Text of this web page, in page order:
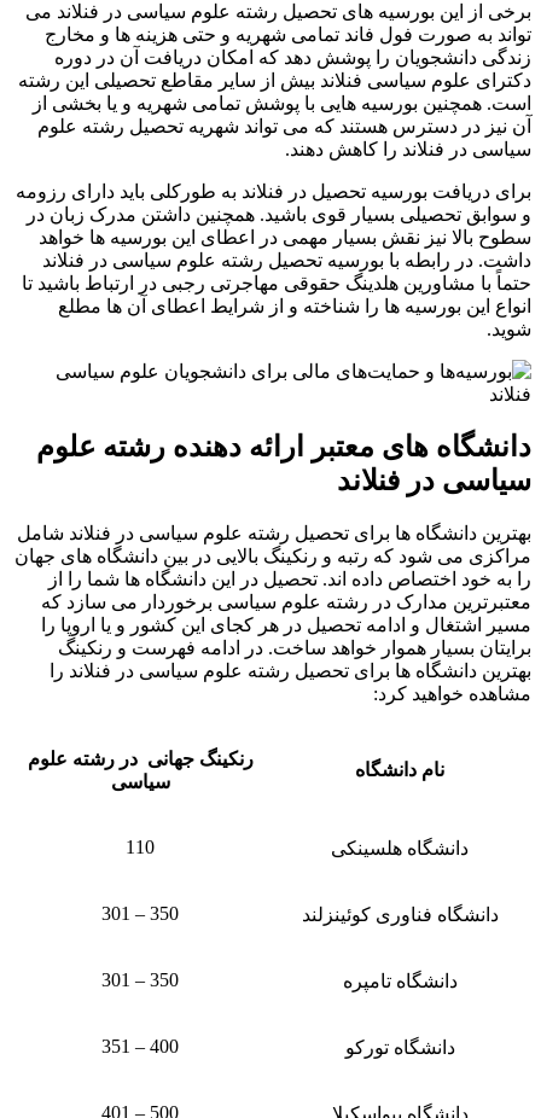
برخی از این بورسیه های تحصیل رشته علوم سیاسی در فنلاند می
تواند به صورت فول فاند تمامی شهریه و حتی هزینه ها و مخارج
زندگی دانشجویان را پوشش دهد که امکان دریافت آن در دوره
دکترای علوم سیاسی فنلاند بیش از سایر مقاطع تحصیلی این رشته
است. همچنین بورسیه هایی با پوشش تمامی شهریه و یا بخشی از
آن نیز در دسترس هستند که می تواند شهریه تحصیل رشته علوم
سیاسی در فنلاند را کاهش دهند.
برای دریافت بورسیه تحصیل در فنلاند به طورکلی باید دارای رزومه
و سوابق تحصیلی بسیار قوی باشید. همچنین داشتن مدرک زبان در
سطوح بالا نیز نقش بسیار مهمی در اعطای این بورسیه ها خواهد
داشت. در رابطه با بورسیه تحصیل رشته علوم سیاسی در فنلاند
حتماً با مشاورین هلدینگ حقوقی مهاجرتی رجبی در ارتباط باشید تا
انواع این بورسیه ها را شناخته و از شرایط اعطای آن ها مطلع
شوید.
دانشگاه های معتبر ارائه دهنده رشته علوم
سیاسی در فنلاند
بهترین دانشگاه ها برای تحصیل رشته علوم سیاسی در فنلاند شامل
مراکزی می شود که رتبه و رنکینگ بالایی در بین دانشگاه های جهان
را به خود اختصاص داده اند. تحصیل در این دانشگاه ها شما را از
معتبرترین مدارک در رشته علوم سیاسی برخوردار می سازد که
مسیر اشتغال و ادامه تحصیل در هر کجای این کشور و یا اروپا را
برایتان بسیار هموار خواهد ساخت. در ادامه فهرست و رنکینگ
بهترین دانشگاه ها برای تحصیل رشته علوم سیاسی در فنلاند را
مشاهده خواهید کرد:
نام دانشگاه
رنکینگ جهانی در رشته علوم
سیاسی
دانشگاه هلسینکی 110
دانشگاه فناوری کوئینزلند 350 – 301
دانشگاه تامپره 350 – 301
دانشگاه تورکو 400 – 351
500 – 401